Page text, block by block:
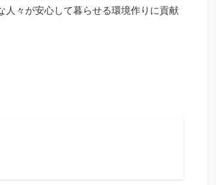
人々が安心して暮らせる環境作りに貢献